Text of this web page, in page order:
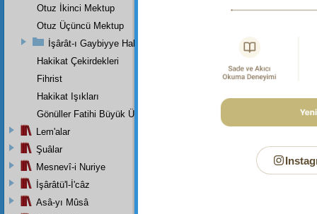
Bâkî
Otuz İkinci Mektup
Otuz Üçüncü Mektup
İşârât-ı Gaybiyye Hakkında Bir Takriz
Hakikat Çekirdekleri
Fihrist
Hakikat Işıkları
Gönüller Fatihi Büyük Üstada
Lem'alar
Şuâlar
Mesnevî-i Nuriye
İşârâtü'l-İ'câz
Asâ-yı Mûsâ